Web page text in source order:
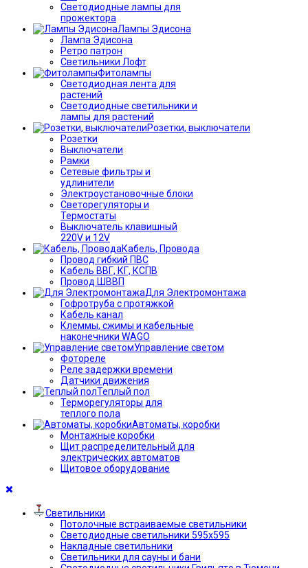
Светодиодные лампы для
прожектора
Лампы Эдисона
Лампа Эдисона
Ретро патрон
Светильники Лофт
Фитолампы
Светодиодная лента для
растений
Светодиодные светильники и
лампы для растений
Розетки, выключатели
Розетки
Выключатели
Рамки
Сетевые фильтры и
удлинители
Электроустановочные блоки
Светорегуляторы и
Термостаты
Выключатель клавишный
220V и 12V
Кабель, Провода
Провод гибкий ПВС
Кабель ВВГ, КГ, КСПВ
Провод ШВВП
Для Электромонтажа
Гофротруба с протяжкой
Кабель канал
Клеммы, сжимы и кабельные
наконечники WAGO
Управление светом
Фотореле
Реле задержки времени
Датчики движения
Теплый пол
Терморегуляторы для
теплого пола
Автоматы, коробки
Монтажные коробки
Щит распределительный для
электрических автоматов
Щитовое оборудование
Светильники
Потолочные встраиваемые светильники
Светодиодные светильники 595х595
Накладные светильники
Светильники для сауны и бани